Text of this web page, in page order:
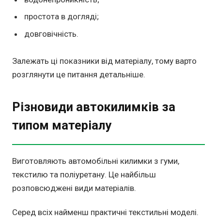
простота в догляді;
довговічність.
Залежать ці показники від матеріалу, тому варто
розглянути це питання детальніше.
Різновиди автокилимків за
типом матеріалу
Виготовляють автомобільні килимки з гуми,
текстилю та поліуретану. Це найбільш
розповсюджені види матеріалів.
Серед всіх найменш практичні текстильні моделі.